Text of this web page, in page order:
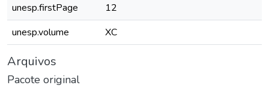
unesp.firstPage
12
unesp.volume
XC
Arquivos
Pacote original